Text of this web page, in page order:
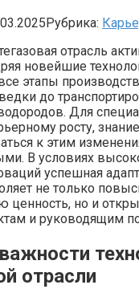
Рубрика:
отрасль
новейшие
этапы
до
Для
росту,
к этим
В условиях
успешная
не только
ценность, но и
и руководящим
отрасли